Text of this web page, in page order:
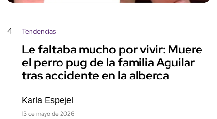
4 Tendencias
Le faltaba mucho por vivir: Muere
el perro pug de la familia Aguilar
tras accidente en la alberca
Karla Espejel
13 de mayo de 2026